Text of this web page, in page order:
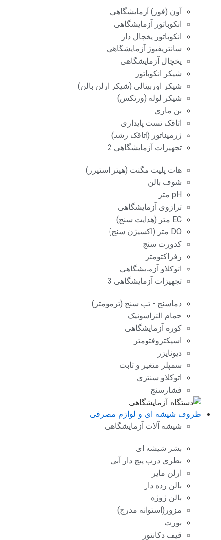
آون (فور) آزمایشگاهی
انکوباتور آزمایشگاهی
انکوباتور یخچال دار
سانتریفیوژ آزمایشگاهی
یخچال آزمایشگاهی
شیکر انکوباتور
شیکر اوربیتالی (شیکر ارلن بالن)
شیکر لوله (ورتکس)
بن ماری
اتاقک تست پایداری
ژرمیناتور (اتاقک رشد)
تجهیزات آزمایشگاهی 2
هات پلیت مگنت (هیتر استیرر)
شوف بالن
pH متر
ترازوی آزمایشگاهی
EC متر (هدایت سنج)
DO متر (اکسیژن سنج)
کدورت سنج
رفراکتومتر
اتوکلاو آزمایشگاهی
تجهیزات آزمایشگاهی 3
دماسنج - تب سنج (ترمومتر)
حمام التراسونیک
کوره آزمایشگاهی
اسپکتروفتومتر
دیونایزر
سمپلر متغیر و ثابت
اتوکلاو سنتزی
فشارسنج
ظروف شیشه ای و لوازم مصرفی
شیشه آلات آزمایشگاهی
بشر شیشه ای
بطری درب پیچ دار آبی
ارلن مایر
بالن رده دار
بالن ژوژه
مزور(استوانه مدرج)
بورت
قیف دکانتور